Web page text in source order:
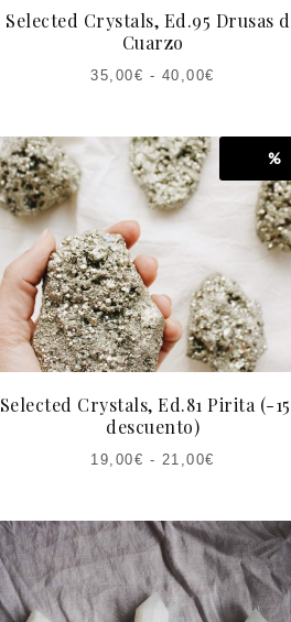
Selected Crystals, Ed.95 Drusas
Cuarzo
35,00€ - 40,00€
%
Selected Crystals, Ed.81 Pirita (-
descuento)
19,00€ - 21,00€